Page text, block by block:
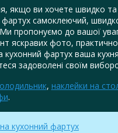
якщо ви хочете швидко
фартух самоклеючий,
пропонуємо до вашої
яскравих фото,
фартух ваша кухня
задоволені своїм
, наклейки на
.
кухонний фартух